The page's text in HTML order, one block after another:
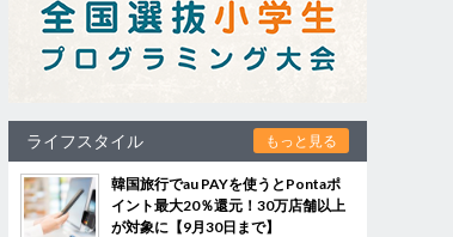
ライフスタイル もっと見る
韓国旅行でau PAYを使うとPontaポ
イント最大20％還元！30万店舗以上
が対象に【9月30日まで】